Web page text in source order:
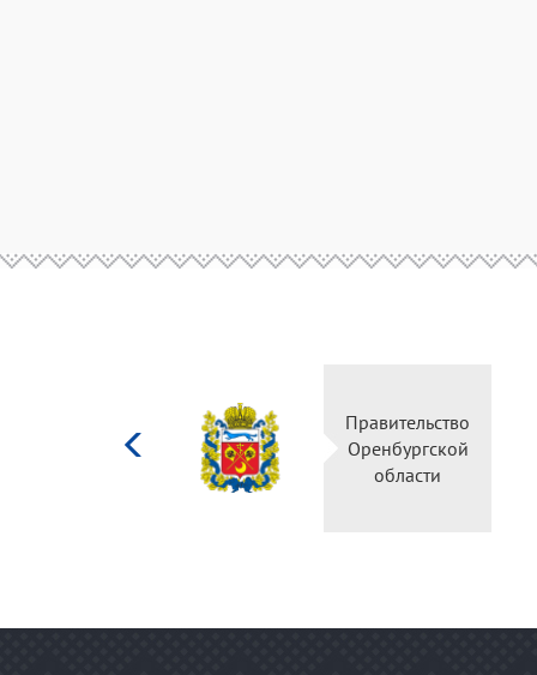
культуры
Российской
Правительство
Оренбургской
области